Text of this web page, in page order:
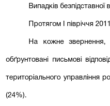
Випадків
Протягом півріччя 2011
На кожне звернення,
обґрунтовані письмові
територіального управління
(24%).